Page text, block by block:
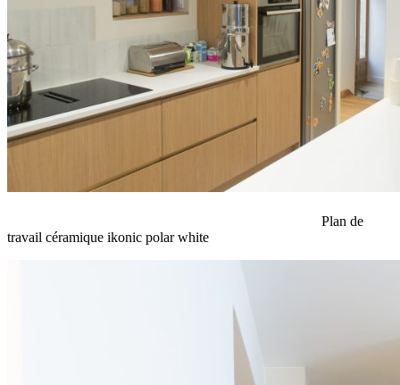
Plan de
travail céramique ikonic polar white